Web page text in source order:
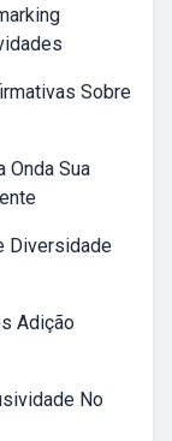
Sobre
Onda Sua
Diversidade
Adição
No